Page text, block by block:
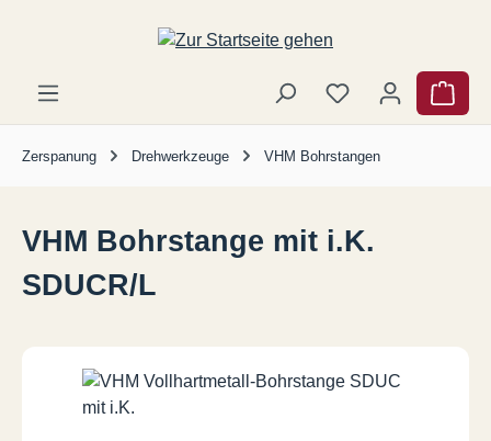
Zum Hauptinhalt springen
Zerspanung Drehwerkzeuge VHM Bohrstangen
VHM Bohrstange mit i.K.
SDUCR/L